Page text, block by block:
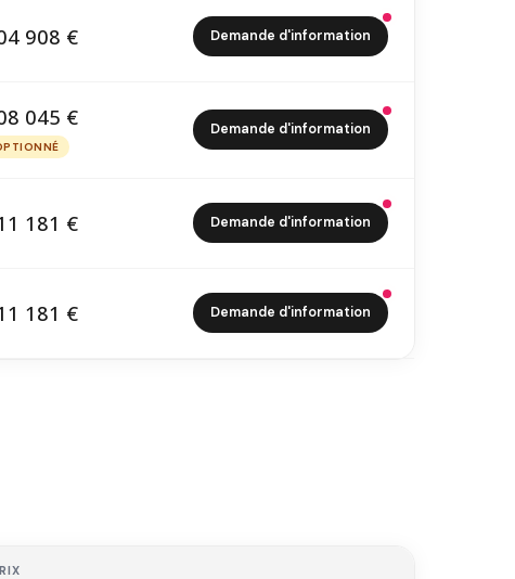
908 € Demande d'information
045 € Demande d'information
208 045 €
OPTIONNÉ
181 € Demande d'information
181 € Demande d'information